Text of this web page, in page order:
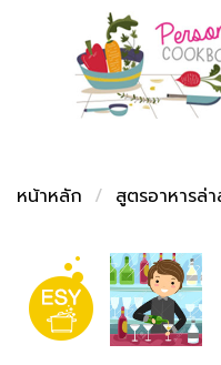
เปรียบเทียบหน่ว
เปรียบเทียบอุณห
เปรียบเทียบน้ำ
สร้าง Cookbook
หน้าหลัก
สูตรอาหารล่